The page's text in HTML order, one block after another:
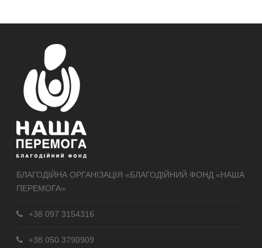
БЛАГОДІЙНА ОРГАНІЗАЦІЯ «БЛАГОДІЙНИЙ ФОНД «НАША
ПЕРЕМОГА»
+38 097 3154316
+38 050 3790909